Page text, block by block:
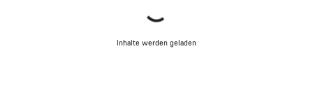
Inhalte werden geladen